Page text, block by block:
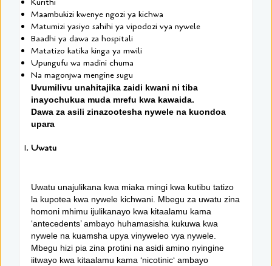
Kurithi
Maambukizi kwenye ngozi ya kichwa
Matumizi yasiyo sahihi ya vipodozi vya nywele
Baadhi ya dawa za hospitali
Matatizo katika kinga ya mwili
Upungufu wa madini chuma
Na magonjwa mengine sugu
Uvumilivu unahitajika zaidi kwani ni tiba
inayochukua muda mrefu kwa kawaida.
Dawa za asili zinazootesha nywele na kuondoa
upara
Uwatu
Uwatu unajulikana kwa miaka mingi kwa kutibu tatizo
la kupotea kwa nywele kichwani. Mbegu za uwatu zina
homoni mhimu ijulikanayo kwa kitaalamu kama
‘antecedents’ ambayo huhamasisha kukuwa kwa
nywele na kuamsha upya vinyweleo vya nywele.
Mbegu hizi pia zina protini na asidi amino nyingine
iitwayo kwa kitaalamu kama ‘nicotinic‘ ambayo